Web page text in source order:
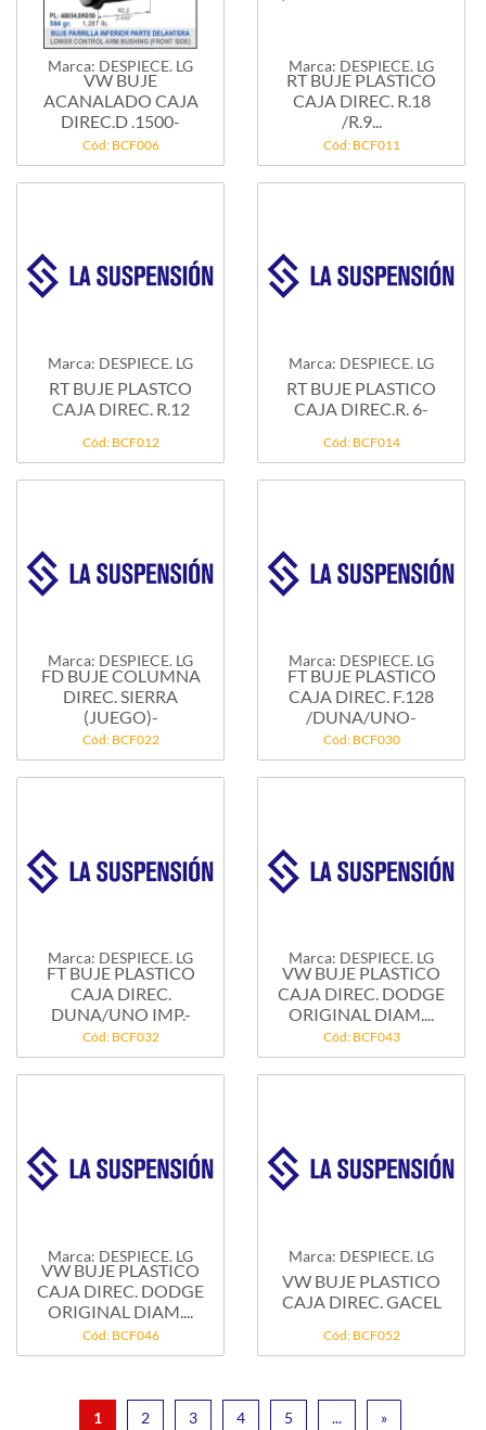
Marca: DESPIECE. LG
VW BUJE
ACANALADO CAJA
DIREC.D .1500-
Cód: BCF006
Marca: DESPIECE. LG
RT BUJE PLASTICO
CAJA DIREC. R.18
/R.9...
Cód: BCF011
Marca: DESPIECE. LG
RT BUJE PLASTCO
CAJA DIREC. R.12
Cód: BCF012
Marca: DESPIECE. LG
RT BUJE PLASTICO
CAJA DIREC.R. 6-
Cód: BCF014
Marca: DESPIECE. LG
FD BUJE COLUMNA
DIREC. SIERRA
(JUEGO)-
Cód: BCF022
Marca: DESPIECE. LG
FT BUJE PLASTICO
CAJA DIREC. F.128
/DUNA/UNO-
Cód: BCF030
Marca: DESPIECE. LG
FT BUJE PLASTICO
CAJA DIREC.
DUNA/UNO IMP.-
Cód: BCF032
Marca: DESPIECE. LG
VW BUJE PLASTICO
CAJA DIREC. DODGE
ORIGINAL DIAM....
Cód: BCF043
Marca: DESPIECE. LG
VW BUJE PLASTICO
CAJA DIREC. DODGE
ORIGINAL DIAM....
Cód: BCF046
Marca: DESPIECE. LG
VW BUJE PLASTICO
CAJA DIREC. GACEL
Cód: BCF052
1 2 3 4 5 ... »